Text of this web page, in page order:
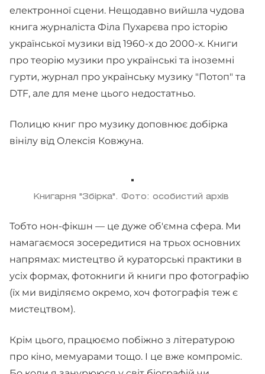
електронної сцени. Нещодавно вийшла чудова
книга журналіста Філа Пухарєва про історію
української музики від 1960-х до 2000-х. Книги
про теорію музики про українські та іноземні
гурти, журнал про українську музику "Потоп" та
DTF, але для мене цього недостатньо.
Полицю книг про музику доповнює добірка
вінілу від Олексія Ковжуна.
Книгарня "Збірка". Фото: особистий архів
Тобто нон-фікшн — це дуже об'ємна сфера. Ми
намагаємося зосередитися на трьох основних
напрямах: мистецтво й кураторські практики в
усіх формах, фотокниги й книги про фотографію
(їх ми виділяємо окремо, хоч фотографія теж є
мистецтвом).
Крім цього, працюємо побіжно з літературою
про кіно, мемуарами тощо. І це вже компроміс.